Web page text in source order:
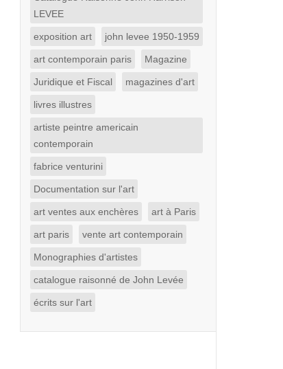
LEVEE
exposition art john levee 1950-1959
art contemporain paris Magazine
Juridique et Fiscal magazines d'art
livres illustres
artiste peintre americain
contemporain
fabrice venturini
Documentation sur l'art
art ventes aux enchères art à Paris
art paris vente art contemporain
Monographies d'artistes
catalogue raisonné de John Levée
écrits sur l'art